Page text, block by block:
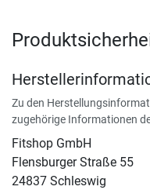
Zu den
zugehörige Informationen
Fitshop GmbH
Flensburger Straße 55
24837 Schleswig